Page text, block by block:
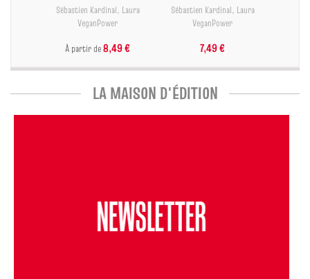
Sébastien Kardinal, Laura
VeganPower
À partir de8,49 €
Sébastien Kardinal, Laura
VeganPower
7,49 €
LA MAISON D'ÉDITION